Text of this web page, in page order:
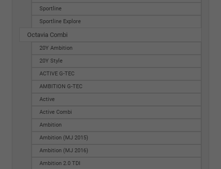
Sportline
Sportline Explore
Octavia Combi
20Y Ambition
20Y Style
ACTIVE G-TEC
AMBITION G-TEC
Active
Active Combi
Ambition
Ambition (MJ 2015)
Ambition (MJ 2016)
Ambition 2.0 TDI